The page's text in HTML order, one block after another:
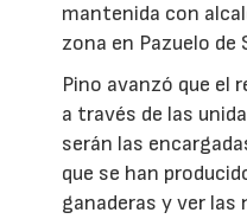
mantenida con
zona en Pazuelo de
Pino avanzó que el
a través de las
serán las
que se han
ganaderas y ver las